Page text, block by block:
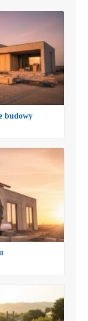
budowy